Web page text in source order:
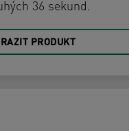
36 sekund.
PRODUKT